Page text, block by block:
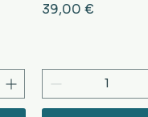
Cena
39,00 €